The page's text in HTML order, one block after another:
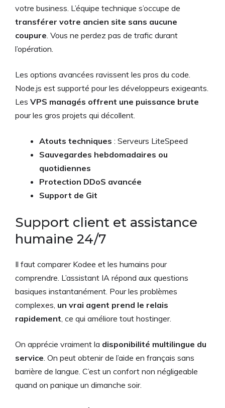
votre business. L’équipe technique s’occupe de
transférer votre ancien site sans aucune
coupure . Vous ne perdez pas de trafic durant
l’opération.
Les options avancées ravissent les pros du code.
Node.js est supporté pour les développeurs exigeants.
Les VPS managés offrent une puissance brute
pour les gros projets qui décollent.
Atouts techniques : Serveurs LiteSpeed
Sauvegardes hebdomadaires ou
quotidiennes
Protection DDoS avancée
Support de Git
Support client et assistance
humaine 24/7
Il faut comparer Kodee et les humains pour
comprendre. L’assistant IA répond aux questions
basiques instantanément. Pour les problèmes
complexes, un vrai agent prend le relais
rapidement , ce qui améliore tout hostinger.
On apprécie vraiment la disponibilité multilingue du
service . On peut obtenir de l’aide en français sans
barrière de langue. C’est un confort non négligeable
quand on panique un dimanche soir.